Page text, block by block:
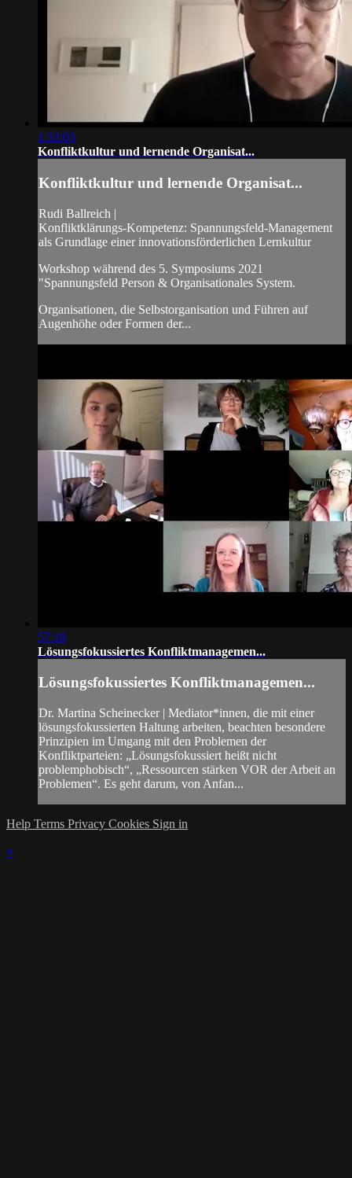
1:33:03
Konfliktkultur und lernende Organisat...
Konfliktkultur und lernende Organisat...
Rudi Ballreich |
Konfliktklärungs-Kompetenz: Spannungsfeld-Management
als Grundlage einer innovationsförderlichen Lernkultur
Workshop während des 5. Symposiums 2021
"Spannungsfeld Person & Organisationales System.
Organisationen, die Selbstorganisation und Führen auf
Augenhöhe oder Formen der...
57:18
Lösungsfokussiertes Konfliktmanagemen...
Lösungsfokussiertes Konfliktmanagemen...
Dr. Martina Scheinecker | Mediator*innen, die mit einer
lösungsfokussierten Haltung arbeiten, beachten besondere
Prinzipien im Umgang mit den Problemen der
Konfliktparteien: „Lösungsfokussiert heißt nicht
problemphobisch“, „Ressourcen stärken VOR der Arbeit an
Problemen“. Es geht darum, von Anfan...
Help Terms Privacy Cookies Sign in
×